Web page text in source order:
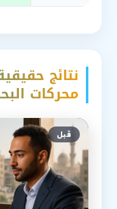
نتائج
محركات
قبل